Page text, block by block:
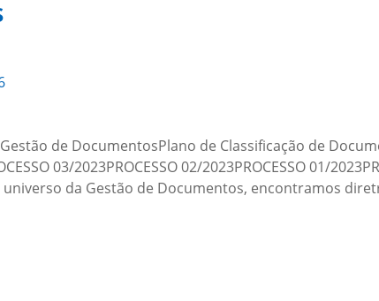
de DocumentosPlano de Classificação de
03/2023PROCESSO 02/2023PROCESSO 01/
universo da Gestão de Documentos, encontramos